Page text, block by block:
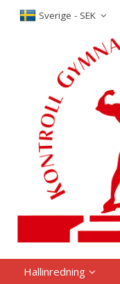
Sverige - SEK
Hallinredning